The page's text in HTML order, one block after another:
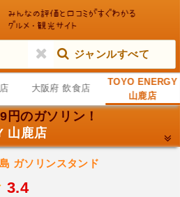
ジャンルすべて
大阪府 飲食店
TOYO ENERGY
山鹿店
円のガソリン！
山鹿店
ガソリンスタンド
3.4